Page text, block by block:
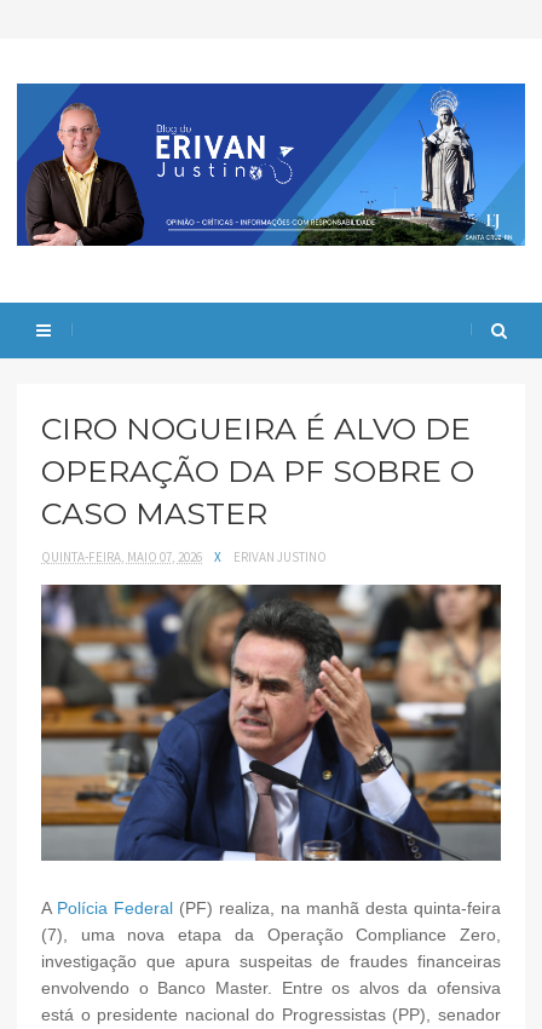
CIRO NOGUEIRA É ALVO DE
OPERAÇÃO DA PF SOBRE O
CASO MASTER
QUINTA-FEIRA, MAIO 07, 2026 X ERIVAN JUSTINO
A Polícia Federal (PF) realiza, na manhã desta quinta-feira
(7), uma nova etapa da Operação Compliance Zero,
investigação que apura suspeitas de fraudes financeiras
envolvendo o Banco Master. Entre os alvos da ofensiva
está o presidente nacional do Progressistas (PP), senador